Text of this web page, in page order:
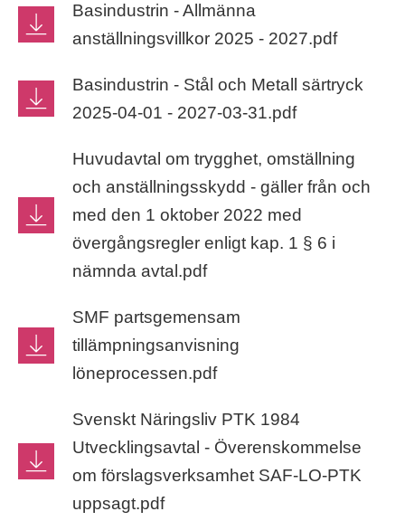
Basindustrin - Allmänna
anställningsvillkor 2025 - 2027.pdf
Basindustrin - Stål och Metall särtryck
2025-04-01 - 2027-03-31.pdf
Huvudavtal om trygghet, omställning
och anställningsskydd - gäller från och
med den 1 oktober 2022 med
övergångsregler enligt kap. 1 § 6 i
nämnda avtal.pdf
SMF partsgemensam
tillämpningsanvisning
löneprocessen.pdf
Svenskt Näringsliv PTK 1984
Utvecklingsavtal - Överenskommelse
om förslagsverksamhet SAF-LO-PTK
uppsagt.pdf